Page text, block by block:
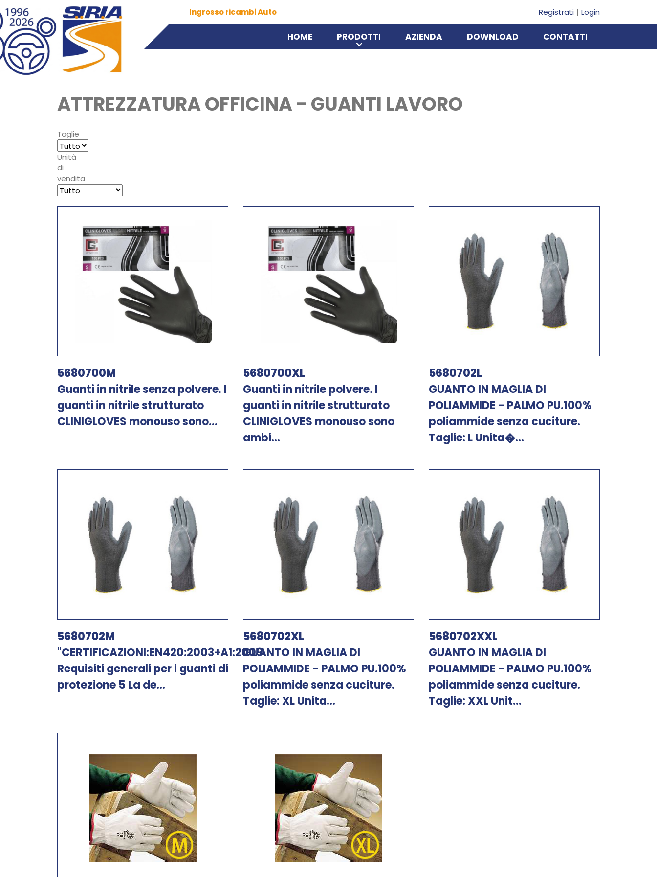
Ingrosso ricambi Auto Registrati Login
HOME PRODOTTI AZIENDA DOWNLOAD CONTATTI
ATTREZZATURA OFFICINA - GUANTI LAVORO
Taglie
Unità
di
vendita
5680700M
Guanti in nitrile senza polvere. I
guanti in nitrile strutturato
CLINIGLOVES monouso sono...
5680700XL
Guanti in nitrile polvere. I
guanti in nitrile strutturato
CLINIGLOVES monouso sono
ambi...
5680702L
GUANTO IN MAGLIA DI
POLIAMMIDE - PALMO PU.100%
poliammide senza cuciture.
Taglie: L Unita�...
5680702M
"CERTIFICAZIONI:EN420:2003+A1:2009
Requisiti generali per i guanti di
protezione 5 La de...
5680702XL
GUANTO IN MAGLIA DI
POLIAMMIDE - PALMO PU.100%
poliammide senza cuciture.
Taglie: XL Unita...
5680702XXL
GUANTO IN MAGLIA DI
POLIAMMIDE - PALMO PU.100%
poliammide senza cuciture.
Taglie: XXL Unit...